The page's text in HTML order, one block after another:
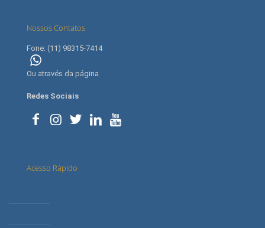
Nossos Contatos
Fone: (11) 98315-7414
Ou através da página
Redes Sociais
Acesso Rápido